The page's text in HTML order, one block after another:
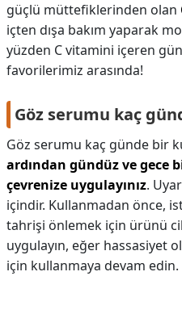
güçlü müttefiklerinden olan
içten dışa bakım yaparak
yüzden C vitamini içeren
favorilerimiz arasında!
Göz serumu kaç
Göz serumu kaç günde bir
ardından gündüz ve gece
çevrenize uygulayınız.
içindir. Kullanmadan önce,
tahrişi önlemek için ürünü
uygulayın, eğer hassasiyet
için kullanmaya devam edin.